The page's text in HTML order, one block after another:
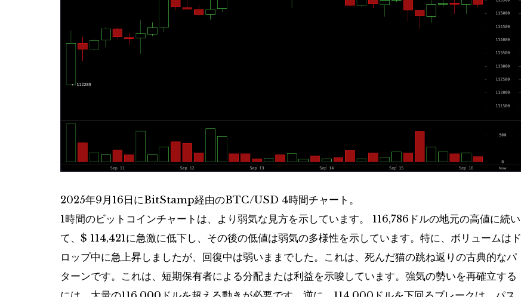
2025年9月16日にBitStamp経由のBTC/USD 4時間チャート。
1時間のビットコインチャートは、より弱気な見方を示しています。 116,786ドルの地元の高値に続い
て、$ 114,421に急激に低下し、その後の低値は弱気の多様性を示しています。特に、ボリュームはド
ロップ中に急上昇しましたが、回復中は弱いままでした。これは、死んだ猫の跳ね返りの古典的なパ
ターンです。これは、短期保有者による分配または利益を示唆しています。強気の勢いを再確立する